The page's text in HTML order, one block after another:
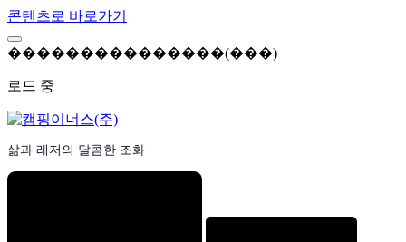
콘텐츠로 바로가기
���������������(���)
로드 중
삶과 레저의 달콤한 조화